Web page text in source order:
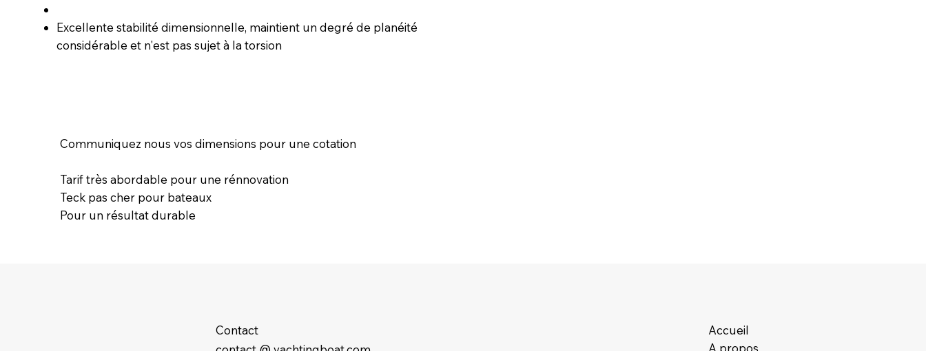
Excellente stabilité dimensionnelle, maintient un degré de planéité
considérable et n'est pas sujet à la torsion
Communiquez nous vos dimensions pour une cotation
Tarif très abordable pour une rénnovation
Teck pas cher pour bateaux
Pour un résultat durable
Contact
Accueil
A propos